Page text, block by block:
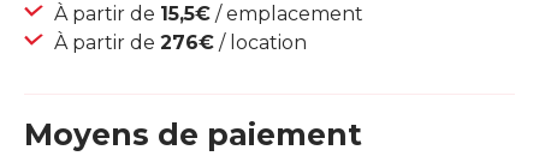
À partir de 15,5€ / emplacement
À partir de 276€ / location
Moyens de paiement